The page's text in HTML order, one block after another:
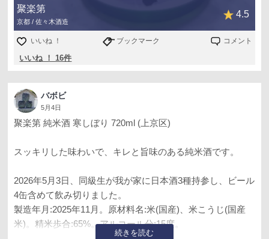
聚楽第
京都 / 佐々木酒造
4.5
いいね ！ ブックマーク コメント
いいね ！ 16件
バボビ
5月4日
続きを読む
聚楽第 純米酒 寒しぼり 720ml (上京区)
スッキリした味わいで、キレと旨味のある純米酒です。
2026年5月3日、同級生が我が家に日本酒3種持参し、ビール
4缶含めて飲み切りました。
製造年月:2025年11月。原材料名:米(国産)、米こうじ(国産
米)。精米歩合:65%。アルコール分:15度。